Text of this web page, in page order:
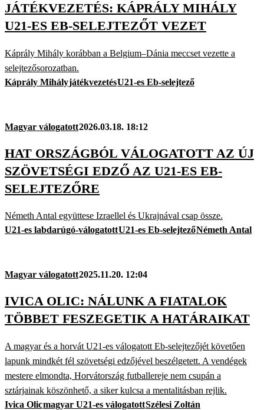
JÁTÉKVEZETÉS: KÁPRÁLY MIHÁLY
U21-ES EB-SELEJTEZŐT VEZET
Káprály Mihály korábban a Belgium–Dánia meccset vezette a
selejtezősorozatban.
Káprály MihályjátékvezetésU21-es Eb-selejtező
Magyar válogatott2026.03.18. 18:12
HAT ORSZÁGBÓL VÁLOGATOTT AZ ÚJ
SZÖVETSÉGI EDZŐ AZ U21-ES EB-
SELEJTEZŐRE
Németh Antal együttese Izraellel és Ukrajnával csap össze.
U21-es labdarúgó-válogatottU21-es Eb-selejtezőNémeth Antal
Magyar válogatott2025.11.20. 12:04
IVICA OLIC: NÁLUNK A FIATALOK
TÖBBET FESZEGETIK A HATÁRAIKAT
A magyar és a horvát U21-es válogatott Eb-selejtezőjét követően
lapunk mindkét fél szövetségi edzőjével beszélgetett. A vendégek
mestere elmondta, Horvátország futballereje nem csupán a
sztárjainak köszönhető, a siker kulcsa a mentalitásban rejlik.
Ivica Olicmagyar U21-es válogatottSzélesi Zoltán